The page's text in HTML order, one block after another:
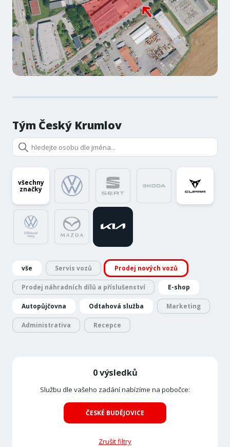
Tým Český Krumlov
všechny
značky
vše Servis vozů Prodej nových vozů
Prodej náhradních dílů a příslušenství E-shop
Autopůjčovna Odtahová služba Marketing
Administrativa Recepce
0 výsledků
Službu dle vašeho zadání nabízíme na pobočce:
ČESKÉ BUDĚJOVICE
Zrušit filtry